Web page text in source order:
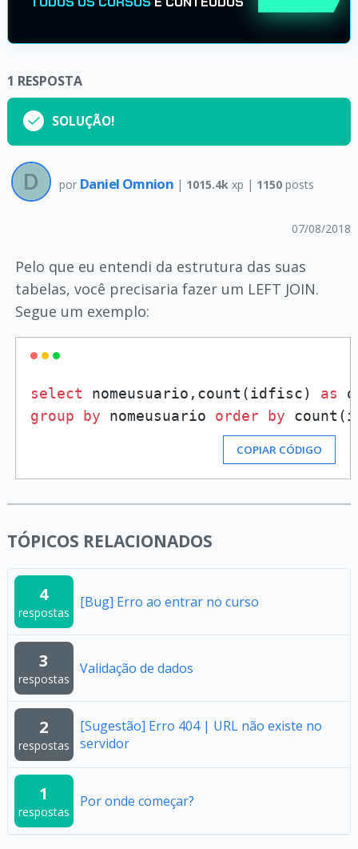
1 RESPOSTA
SOLUÇÃO!
por Daniel Omnion | 1015.4k xp | 1150posts
07/08/2018
Pelo que eu entendi da estrutura das suas
tabelas, você precisaria fazer um LEFT JOIN.
Segue um exemplo:
select nomeusuario,count(idfisc) as
group
by nomeusuario order by
COPIAR CÓDIGO
TÓPICOS RELACIONADOS
4
respostas
[Bug] Erro ao entrar no curso
3
respostas
Validação de dados
2
respostas
[Sugestão] Erro 404 | URL não existe no
servidor
1
respostas
Por onde começar?